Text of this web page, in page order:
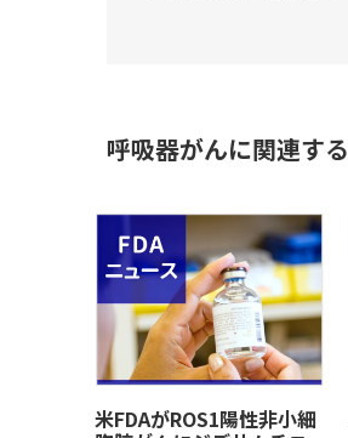
呼吸器がんに関連す
米FDAがROS1陽性非小細